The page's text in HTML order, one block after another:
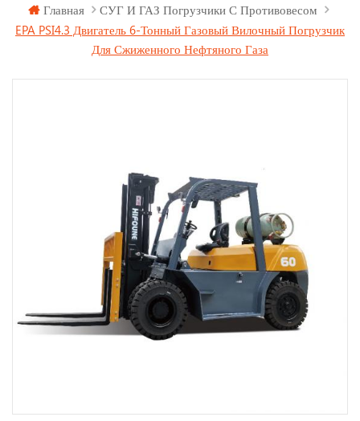
Главная
СУГ И ГАЗ Погрузчики С Противовесом
EPA PSI4.3 Двигатель 6-Тонный Газовый Вилочный Погрузчик
Для Сжиженного Нефтяного Газа